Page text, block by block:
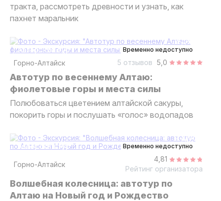
тракта, рассмотреть древности и узнать, как
пахнет маральник
Временно недоступно
3 дня
авторский тур
Горно-Алтайск
5,0
5 отзывов
Автотур по весеннему Алтаю:
фиолетовые горы и места силы
Полюбоваться цветением алтайской сакуры,
покорить горы и послушать «голос» водопадов
Временно недоступно
4 дня
авторский тур
Горно-Алтайск
4,81
Рейтинг организатора
Волшебная колесница: автотур по
Алтаю на Новый год и Рождество